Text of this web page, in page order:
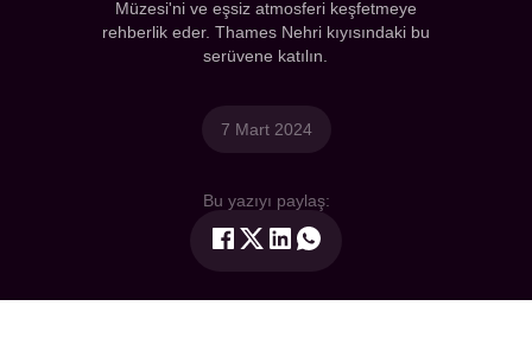
Müzesi'ni ve eşsiz atmosferi keşfetmeye
rehberlik eder. Thames Nehri kıyısındaki bu
serüvene katılın.
7 Mart 2024
Bu yazıyı paylaş: